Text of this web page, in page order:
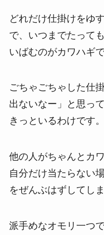
どれだけ仕掛けをゆ
で、いつまでたって
いばむのがカワハギで
ごちゃごちゃした仕
出ないなー」と思っ
きっといるわけです。
他の人がちゃんとカ
自分だけ当たらない
をぜんぶはずしてし
派手めなオモリ一つ